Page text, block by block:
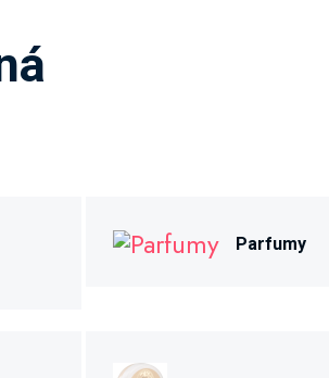
Parfumy